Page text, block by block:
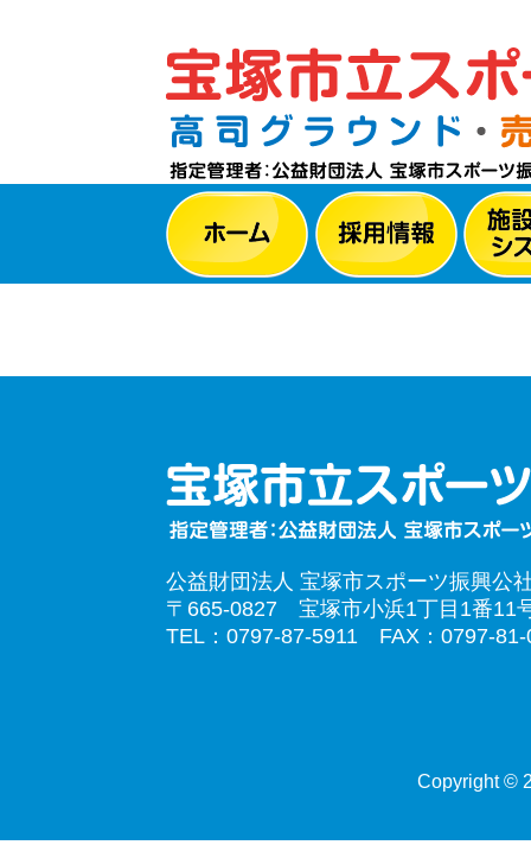
公益財団法人 宝塚市スポーツ振興公
〒665-0827 宝塚市小浜1丁目1番11
TEL：0797-87-5911 FAX：0797-81-
Copyright ©